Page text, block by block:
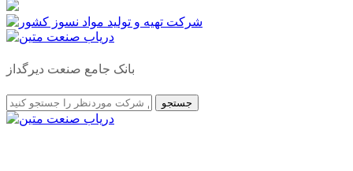
بانک جامع صنعت دیرگداز
جستجو